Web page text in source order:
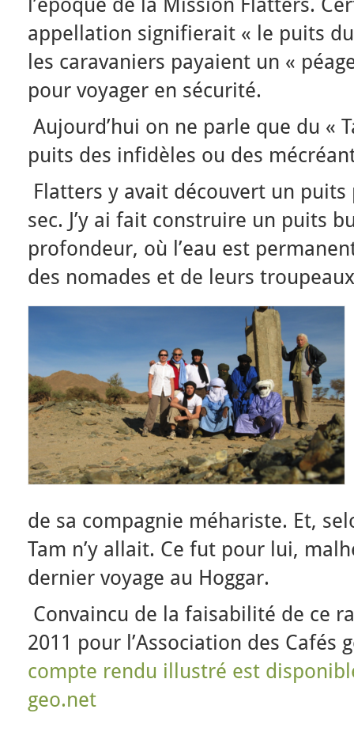
appellation signifierait « le puits
les caravaniers payaient un «
pour voyager en sécurité.
Aujourd’hui on ne parle que du «
puits des infidèles ou des
Flatters y avait découvert un
sec. J’y ai fait construire un puits
profondeur, où l’eau est
des nomades et de leurs
de sa compagnie méhariste. Et,
Tam n’y allait. Ce fut pour lui,
dernier voyage au Hoggar.
Convaincu de la faisabilité de ce
2011 pour l’Association des Cafés
compte rendu illustré est
geo.net